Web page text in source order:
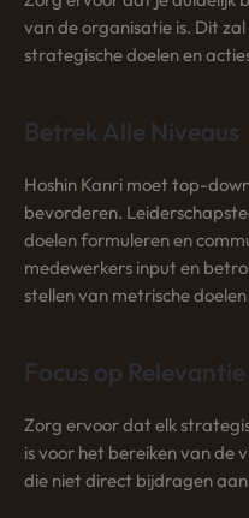
van de organisatie is. Dit
strategische doelen en
Betrek Alle Niveaus
Hoshin Kanri moet top-
bevorderen.
doelen formuleren en
medewerkers input en
stellen van metrische
Focus op Relevantie
Zorg ervoor dat elk
is voor het bereiken van de
die niet direct bijdragen